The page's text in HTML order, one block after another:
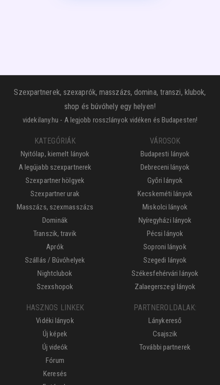
Szexpartnerek, szexaprók, masszázs, domina, transzi, klubok,
shop és búvóhely egy helyen!
videkilany.hu - A legjobb rosszlányok vidéken és Budapesten!
KATEGÓRIÁK
Nyitólap, kiemelt lányok
A legújabb szexpartnerek
Szexpartner hölgyek
Szexpartner urak
Masszázs, szexmasszázs
Dominák
Transzik, travik
Aprók
Szállás / Búvóhelyek
Nightclubok
Szexshopok
VÁROSOK
Budapesti lányok
Debreceni lányok
Győri lányok
Kecskeméti lányok
Miskolci lányok
Nyíregyházi lányok
Pécsi lányok
Soproni lányok
Szegedi lányok
Székesfehérvári lányok
Zalaegerszegi lányok
HASZNOS LINKEK
Vidéki lányok
Új képek
Új videók
Fórum
Keresés
PARTNEROLDALAK:
Lánykereső
Csajszik
További partnerek